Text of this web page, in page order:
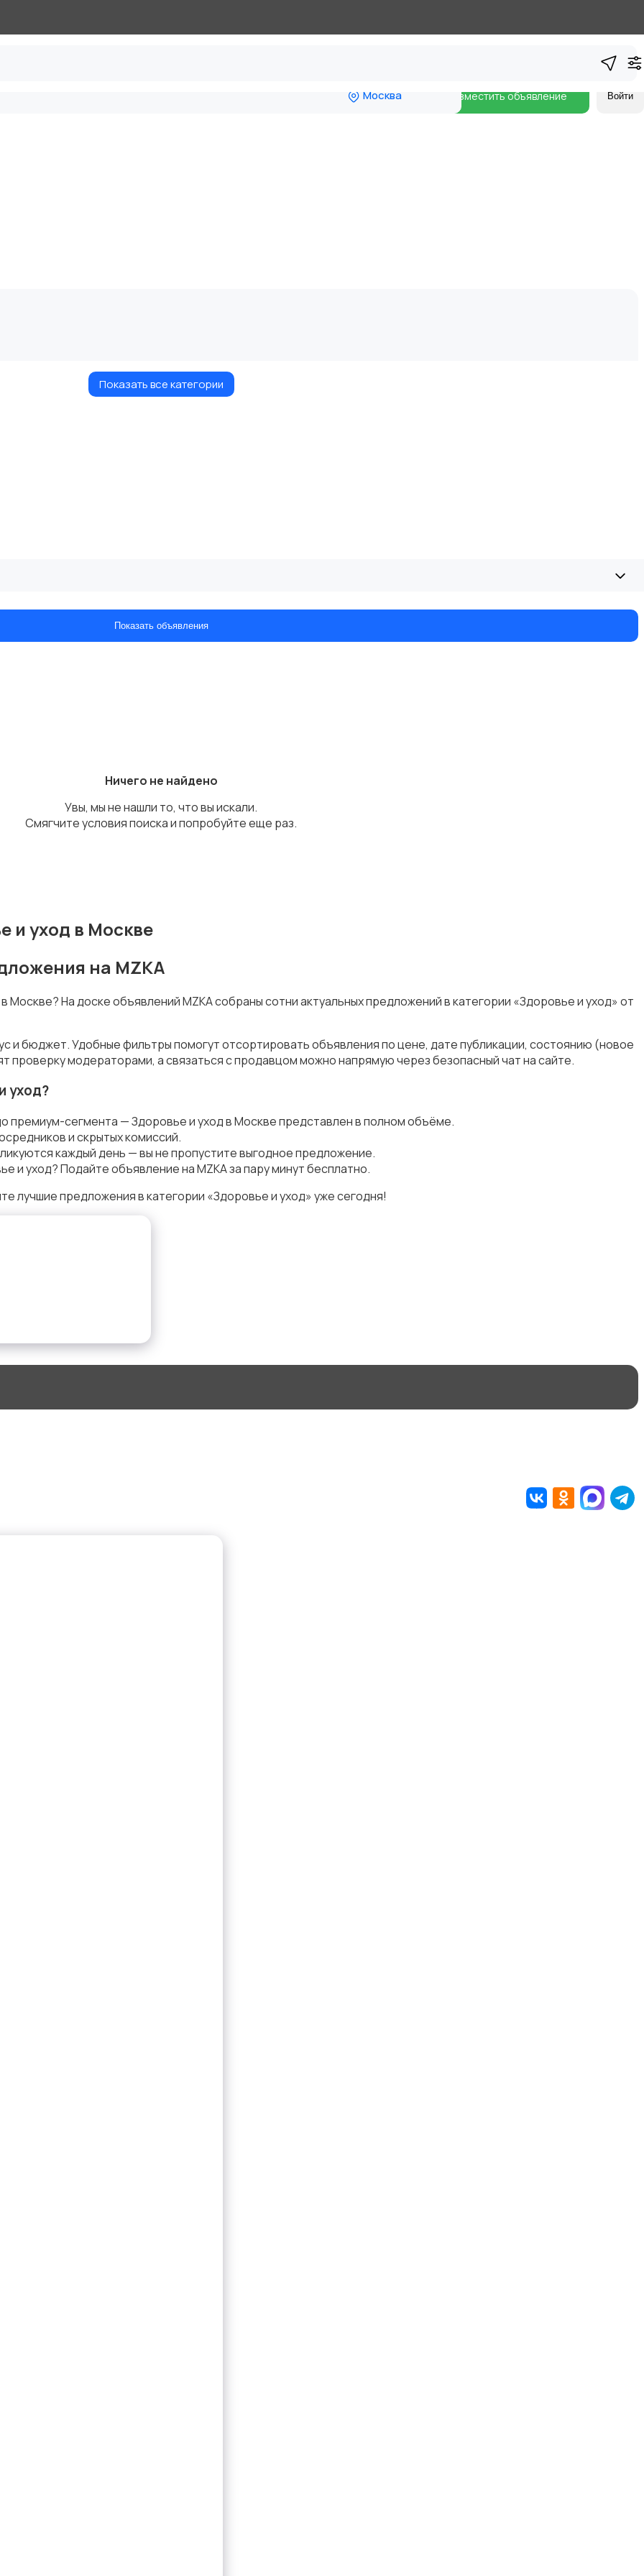
Москва Разместить объявление Войти
Показать все категории
Показать объявления
Ничего не найдено
Увы, мы не нашли то, что вы искали.
Смягчите условия поиска и попробуйте еще раз.
и уход в Москве
на MZKA
Москве? На доске объявлений MZKA собраны сотни актуальных предложений в категории «Здоровье и уход» от
и бюджет. Удобные фильтры помогут отсортировать объявления по цене, дате публикации, состоянию (новое
проверку модераторами, а связаться с продавцом можно напрямую через безопасный чат на сайте.
уход?
премиум-сегмента — Здоровье и уход в Москве представлен в полном объёме.
и скрытых комиссий.
каждый день — вы не пропустите выгодное предложение.
и уход? Подайте объявление на MZKA за пару минут бесплатно.
лучшие предложения в категории «Здоровье и уход» уже сегодня!